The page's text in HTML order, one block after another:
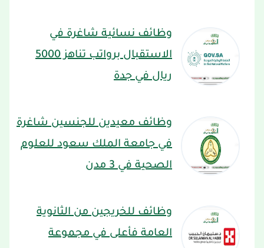
وظائف نسائية شاغرة في
الاستقبال برواتب تناهز 5000
ريال في جدة
وظائف معيدين للجنسين شاغرة
في جامعة الملك سعود للعلوم
الصحية في 3 مدن
وظائف للخريجين من الثانوية
العامة فأعلى في مجموعة